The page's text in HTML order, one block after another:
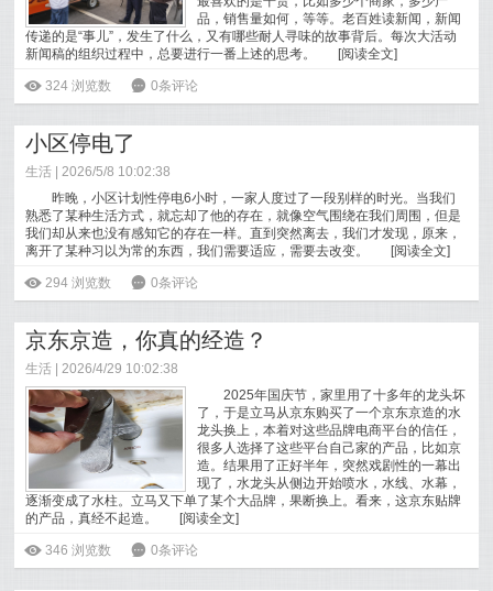
品，销售量如何，等等。老百姓读新闻，新闻
传递的是“事儿”，发生了什么，又有哪些耐人寻味的故事背后。每次大活动
新闻稿的组织过程中，总要进行一番上述的思考。
[阅读全文]
ė 324 浏览数 6 0条评论
小区停电了
生活 | 2026/5/8 10:02:38
昨晚，小区计划性停电6小时，一家人度过了一段别样的时光。当我们
熟悉了某种生活方式，就忘却了他的存在，就像空气围绕在我们周围，但是
我们却从来也没有感知它的存在一样。直到突然离去，我们才发现，原来，
离开了某种习以为常的东西，我们需要适应，需要去改变。
[阅读全文]
ė 294 浏览数 6 0条评论
京东京造，你真的经造？
生活 | 2026/4/29 10:02:38
2025年国庆节，家里用了十多年的龙头坏
了，于是立马从京东购买了一个京东京造的水
龙头换上，本着对这些品牌电商平台的信任，
很多人选择了这些平台自己家的产品，比如京
造。结果用了正好半年，突然戏剧性的一幕出
现了，水龙头从侧边开始喷水，水线、水幕，
逐渐变成了水柱。立马又下单了某个大品牌，果断换上。看来，这京东贴牌
的产品，真经不起造。
[阅读全文]
ė 346 浏览数 6 0条评论